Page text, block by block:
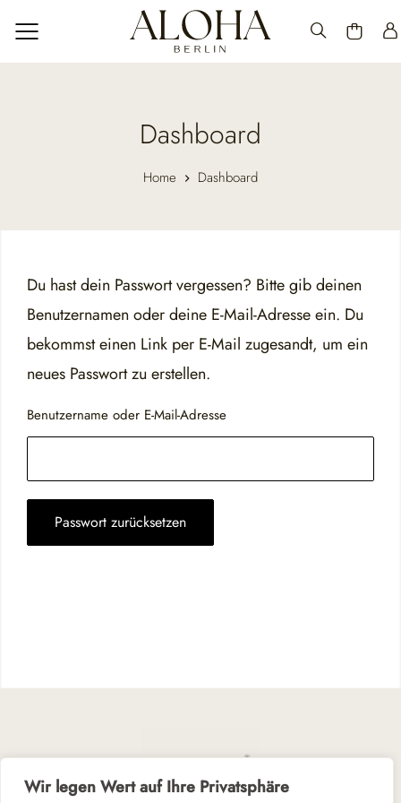
Wir legen Wert auf Ihre Privatsphäre
Dashboard
Home Dashboard
Du hast dein Passwort vergessen? Bitte gib deinen
Benutzernamen oder deine E-Mail-Adresse ein. Du
bekommst einen Link per E-Mail zugesandt, um ein
neues Passwort zu erstellen.
Benutzername oder E-Mail-Adresse
Passwort zurücksetzen